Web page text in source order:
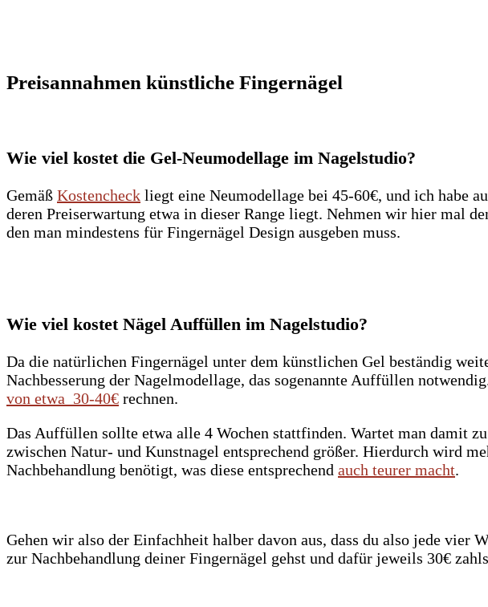
Preisannahmen künstliche Fingernägel
Wie viel kostet die Gel-Neumodellage im Nagelstudio?
Gemäß Kostencheck liegt eine Neumodellage bei 45-60€, und ich habe
deren Preiserwartung etwa in dieser Range liegt. Nehmen wir hier mal
den man mindestens für Fingernägel Design ausgeben muss.
Wie viel kostet Nägel Auffüllen im Nagelstudio?
Da die natürlichen Fingernägel unter dem künstlichen Gel beständig
Nachbesserung der Nagelmodellage, das sogenannte Auffüllen
von etwa 30-40€ rechnen.
Das Auffüllen sollte etwa alle 4 Wochen stattfinden. Wartet man damit
zwischen Natur- und Kunstnagel entsprechend größer. Hierdurch wird
Nachbehandlung benötigt, was diese entsprechend auch teurer macht.
Gehen wir also der Einfachheit halber davon aus, dass du also jede vier
zur Nachbehandlung deiner Fingernägel gehst und dafür jeweils 30€